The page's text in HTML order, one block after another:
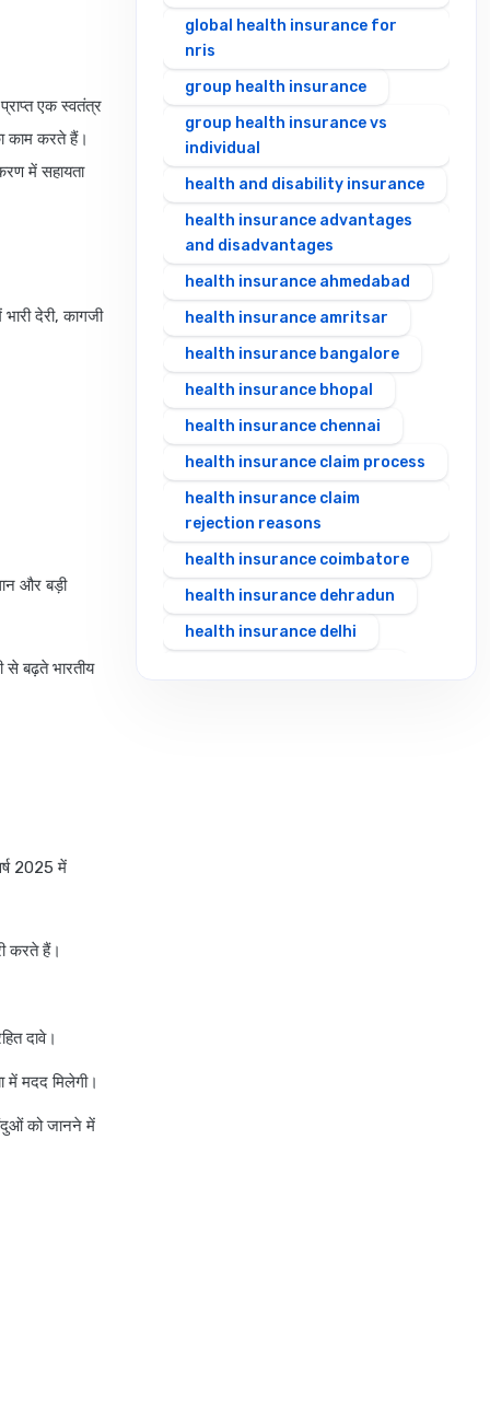
एक स्वतंत्र
काम करते हैं।
में सहायता
देरी, कागजी
और बड़ी
बढ़ते भारतीय
2025 में
करते हैं।
दावे।
में मदद मिलेगी।
को जानने में
global health insurance for
nris
group health insurance
group health insurance vs
individual
health and disability insurance
health insurance advantages
and disadvantages
health insurance ahmedabad
health insurance amritsar
health insurance bangalore
health insurance bhopal
health insurance chennai
health insurance claim process
health insurance claim
rejection reasons
health insurance coimbatore
health insurance dehradun
health insurance delhi